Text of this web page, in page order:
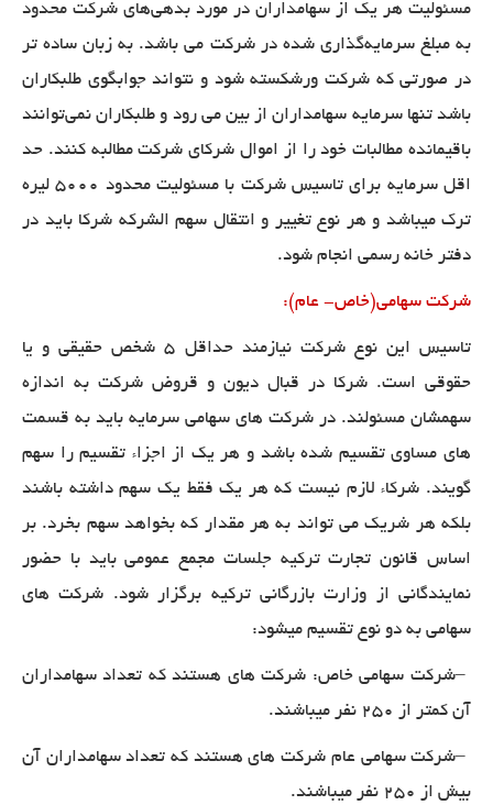
مسئولیت هر یک از سهامداران در مورد بدهی‌های شرکت محدود
به مبلغ سرمایه‌گذاری شده در شرکت می باشد. به زبان ساده‌ تر
در صورتی که شرکت ورشکسته شود و نتواند جوابگوی طلبکاران
باشد تنها سرمایه سهامداران از بین می رود و طلبکاران نمی‌توانند
باقیمانده مطالبات خود را از اموال شرکای شرکت مطالبه کنند. حد
اقل سرمایه برای تاسیس شرکت با مسئولیت محدود ۵۰۰۰ لیره
ترک میباشد و هر نوع تغییر و انتقال سهم الشرکه شرکا باید در
دفتر خانه رسمی انجام شود.
شرکت سهامی(خاص- عام):
تاسیس این نوع شرکت نیازمند حداقل ۵ شخص حقیقی و یا
حقوقی است. شرکا در قبال دیون و قروض شرکت به اندازه
سهمشان مسئولند. در شرکت های سهامی سرمایه باید به قسمت
های مساوی تقسیم شده باشد و هر یک از اجزاء تقسیم را سهم
گویند. شرکاء لازم نیست که هر یک فقط یک سهم داشته باشند
بلکه هر شریک می تواند به هر مقدار که بخواهد سهم بخرد. بر
اساس قانون تجارت ترکیه جلسات مجمع عمومی باید با حضور
نمایندگانی از وزارت بازرگانی ترکیه برگزار شود. شرکت های
سهامی به دو نوع تقسیم میشود:
–شرکت سهامی خاص: شرکت های هستند که تعداد سهامداران
آن کمتر از ۲۵۰ نفر میباشند
.
–شرکت سهامی عام شرکت های هستند که تعداد سهامداران آن
بیش از ۲۵۰ نفر میباشند
.